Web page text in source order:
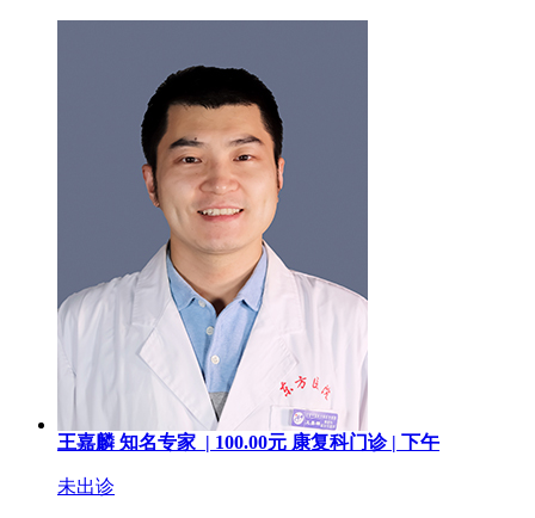
王嘉麟 知名专家 | 100.00元 康复科门诊 | 下午
未出诊